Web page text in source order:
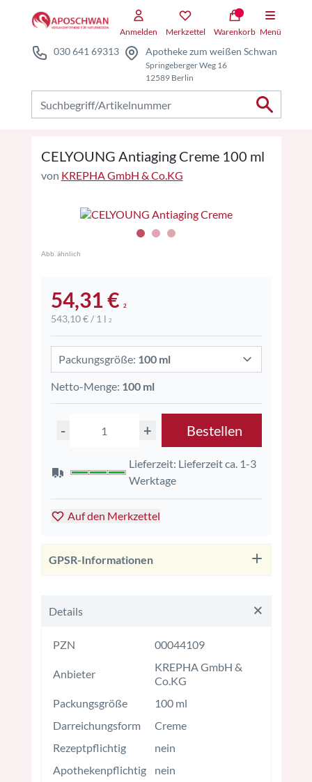
Anmelden Merkzettel Warenkorb Menü
030 641 69313 Apotheke zum weißen Schwan
Springeberger Weg 16
12589 Berlin
CELYOUNG Antiaging Creme 100 ml
von KREPHA GmbH & Co.KG
Abb. ähnlich
54,31 € 2
543,10 € / 1 l 2
Packungsgröße: 100 ml
Netto-Menge: 100 ml
- + Bestellen
Lieferzeit: Lieferzeit ca. 1-3
Werktage
Auf den Merkzettel
GPSR-Informationen
Details
PZN 00044109
Anbieter
KREPHA GmbH &
Co.KG
Packungsgröße
100 ml
Darreichungsform
Creme
Rezeptpflichtig
nein
Apothekenpflichtig
nein